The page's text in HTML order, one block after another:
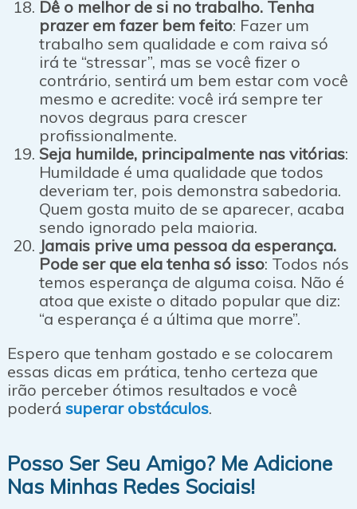
Dê o melhor de si no trabalho. Tenha
prazer em fazer bem feito: Fazer um
trabalho sem qualidade e com raiva só
irá te “stressar”, mas se você fizer o
contrário, sentirá um bem estar com você
mesmo e acredite: você irá sempre ter
novos degraus para crescer
profissionalmente.
Seja humilde, principalmente nas vitórias:
Humildade é uma qualidade que todos
deveriam ter, pois demonstra sabedoria.
Quem gosta muito de se aparecer, acaba
sendo ignorado pela maioria.
Jamais prive uma pessoa da esperança.
Pode ser que ela tenha só isso: Todos nós
temos esperança de alguma coisa. Não é
atoa que existe o ditado popular que diz:
“a esperança é a última que morre”.
Espero que tenham gostado e se colocarem
essas dicas em prática, tenho certeza que
irão perceber ótimos resultados e você
poderá superar obstáculos.
Posso Ser Seu Amigo? Me Adicione
Nas Minhas Redes Sociais!